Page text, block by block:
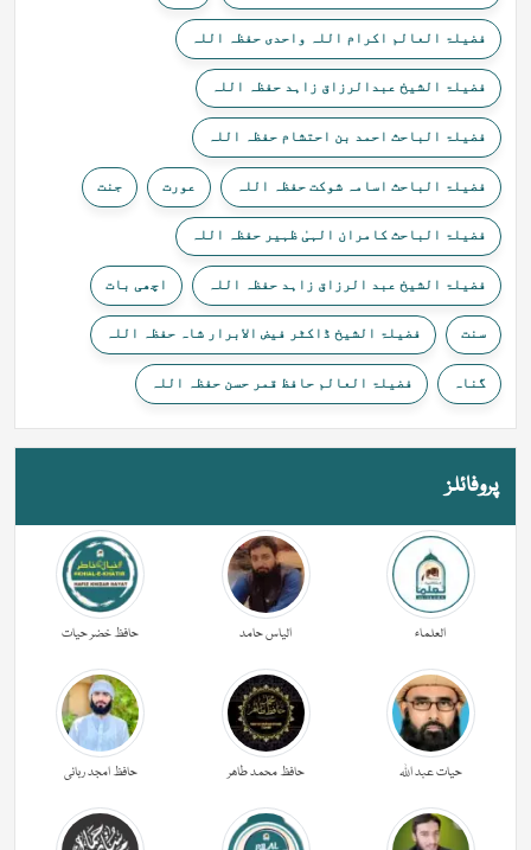
فضیلۃ العالم اکرام اللہ واحدی حفظہ اللہ
فضیلۃ الشیخ عبدالرزاق زاہد حفظہ اللہ
فضیلۃ الباحث احمد بن احتشام حفظہ اللہ
فضیلۃ الباحث اسامہ شوکت حفظہ اللہ عورت جنت
فضیلۃ الباحث کامران الہیٰ ظہیر حفظہ اللہ
فضیلۃ الشیخ عبد الرزاق زاہد حفظہ اللہ اچھی بات
سنت فضیلۃ الشیخ ڈاکٹر فیض الابرار شاہ حفظہ اللہ
گناہ فضیلۃ العالم حافظ قمر حسن حفظہ اللہ
پروفائلز
العلماء الیاس حامد حافظ خضر حیات
حیات عبد اللہ حافظ محمد طاھر حافظ امجد ربانی